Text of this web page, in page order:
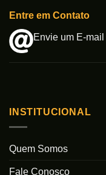
Entre em Contato
Envie um E-mail
INSTITUCIONAL
Quem Somos
Fale Conosco